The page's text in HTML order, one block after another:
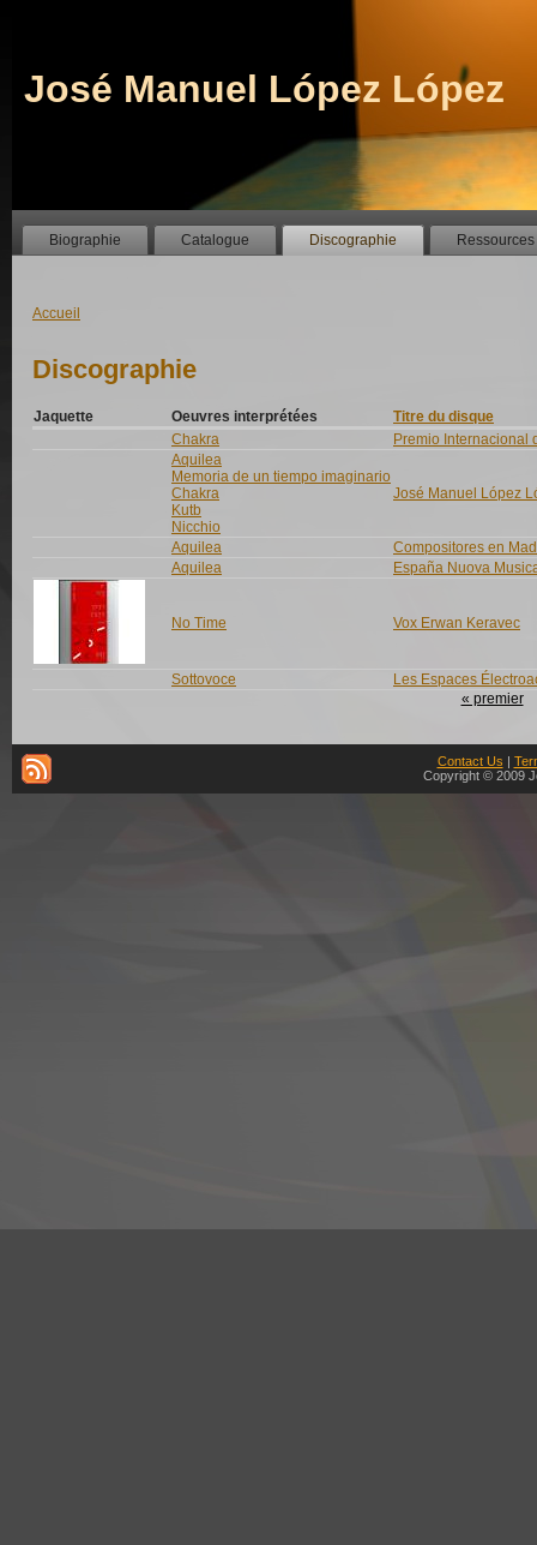
José Manuel López López
Biographie Catalogue Discographie Ressources
Accueil
Discographie
Jaquette Oeuvres interprétées
Titre du disque
Chakra
Premio Internacional
Aquilea
Memoria de un tiempo imaginario
Chakra
Kutb
Nicchio
José Manuel López
Aquilea
Compositores en
Aquilea
España Nuova
No Time Vox Erwan Keravec
Sottovoce
Les Espaces
« premier
Contact Us |
Copyright © 2009